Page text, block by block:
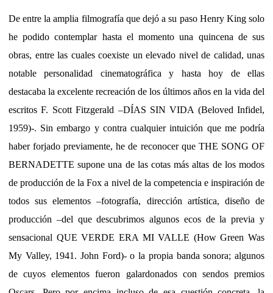
De entre la amplia filmografía que dejó a su paso Henry King solo
he podido contemplar hasta el momento una quincena de sus
obras, entre las cuales coexiste un elevado nivel de calidad, unas
notable personalidad cinematográfica y hasta hoy de ellas
destacaba la excelente recreación de los últimos años en la vida del
escritos F. Scott Fitzgerald –DÍAS SIN VIDA (Beloved Infidel,
1959)-. Sin embargo y contra cualquier intuición que me podría
haber forjado previamente, he de reconocer que THE SONG OF
BERNADETTE supone una de las cotas más altas de los modos
de producción de la Fox a nivel de la competencia e inspiración de
todos sus elementos –fotografía, dirección artística, diseño de
producción –del que descubrimos algunos ecos de la previa y
sensacional QUE VERDE ERA MI VALLE (How Green Was
My Valley, 1941. John Ford)- o la propia banda sonora; algunos
de cuyos elementos fueron galardonados con sendos premios